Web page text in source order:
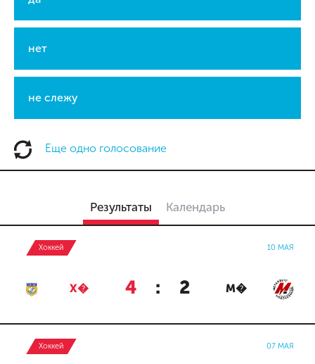
нет
не слежу
Еще одно голосование
Результаты Календарь
Хоккей 10 МАЯ
Х� 4 : 2 М�
Хоккей 07 МАЯ